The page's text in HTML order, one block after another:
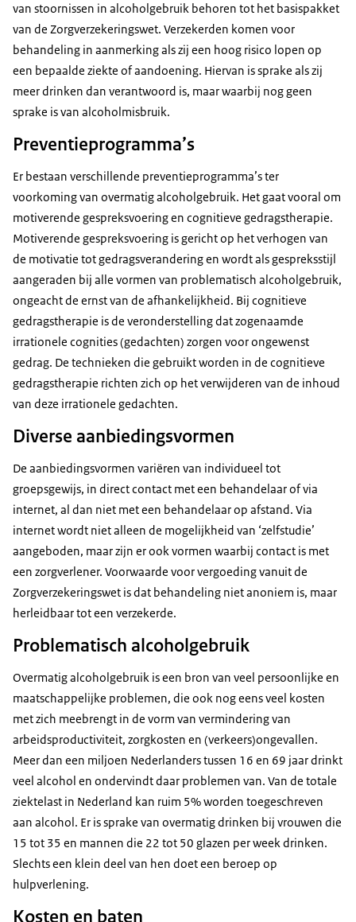
van stoornissen in alcoholgebruik behoren tot het basispakket
van de Zorgverzekeringswet. Verzekerden komen voor
behandeling in aanmerking als zij een hoog risico lopen op
een bepaalde ziekte of aandoening. Hiervan is sprake als zij
meer drinken dan verantwoord is, maar waarbij nog geen
sprake is van alcoholmisbruik.
Preventieprogramma’s
Er bestaan verschillende preventieprogramma’s ter
voorkoming van overmatig alcoholgebruik. Het gaat vooral om
motiverende gespreksvoering en cognitieve gedragstherapie.
Motiverende gespreksvoering is gericht op het verhogen van
de motivatie tot gedragsverandering en wordt als gespreksstijl
aangeraden bij alle vormen van problematisch alcoholgebruik,
ongeacht de ernst van de afhankelijkheid. Bij cognitieve
gedragstherapie is de veronderstelling dat zogenaamde
irrationele cognities (gedachten) zorgen voor ongewenst
gedrag. De technieken die gebruikt worden in de cognitieve
gedragstherapie richten zich op het verwijderen van de inhoud
van deze irrationele gedachten.
Diverse aanbiedingsvormen
De aanbiedingsvormen variëren van individueel tot
groepsgewijs, in direct contact met een behandelaar of via
internet, al dan niet met een behandelaar op afstand. Via
internet wordt niet alleen de mogelijkheid van ‘zelfstudie’
aangeboden, maar zijn er ook vormen waarbij contact is met
een zorgverlener. Voorwaarde voor vergoeding vanuit de
Zorgverzekeringswet is dat behandeling niet anoniem is, maar
herleidbaar tot een verzekerde.
Problematisch alcoholgebruik
Overmatig alcoholgebruik is een bron van veel persoonlijke en
maatschappelijke problemen, die ook nog eens veel kosten
met zich meebrengt in de vorm van vermindering van
arbeidsproductiviteit, zorgkosten en (verkeers)ongevallen.
Meer dan een miljoen Nederlanders tussen 16 en 69 jaar drinkt
veel alcohol en ondervindt daar problemen van. Van de totale
ziektelast in Nederland kan ruim 5% worden toegeschreven
aan alcohol. Er is sprake van overmatig drinken bij vrouwen die
15 tot 35 en mannen die 22 tot 50 glazen per week drinken.
Slechts een klein deel van hen doet een beroep op
hulpverlening.
Kosten en baten